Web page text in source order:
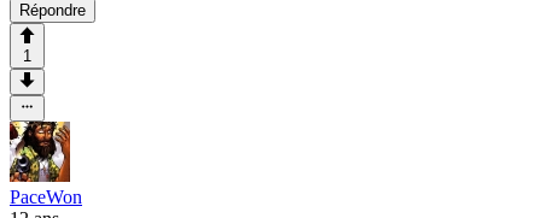
Répondre
1
PaceWon